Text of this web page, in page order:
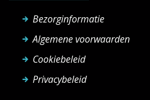
Bezorginformatie
Algemene voorwaarden
Cookiebeleid
Privacybeleid